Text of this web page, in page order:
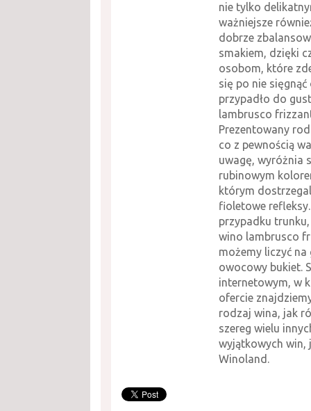
nie tylko
ważniejsze
dobrze
smakiem, dzięki
osobom, które
się po nie
przypadło do
lambrusco
Prezentowany
co z pewnością
uwagę, wyróżnia
rubinowym
którym
fioletowe
przypadku
wino lambrusco
możemy liczyć na
owocowy bukiet.
internetowym, w
ofercie
rodzaj wina, jak
szereg wielu
wyjątkowych win,
Winoland.